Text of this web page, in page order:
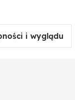
i wyglądu